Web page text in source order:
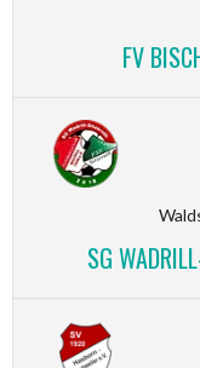
FV
SG